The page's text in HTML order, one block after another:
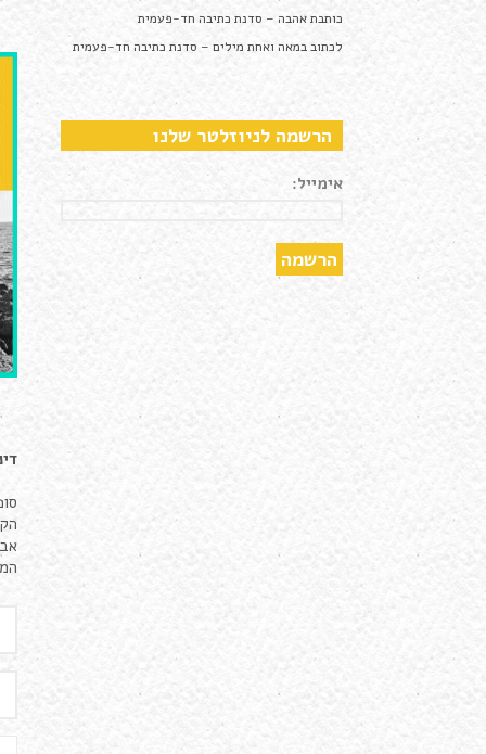
כותבת אהבה – סדנת כתיבה חד-פעמית
לכתוב במאה ואחת מילים – סדנת כתיבה חד-פעמית
הרשמה לניוזלטר שלנו
אימייל: